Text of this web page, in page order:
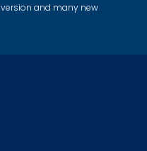
and many new